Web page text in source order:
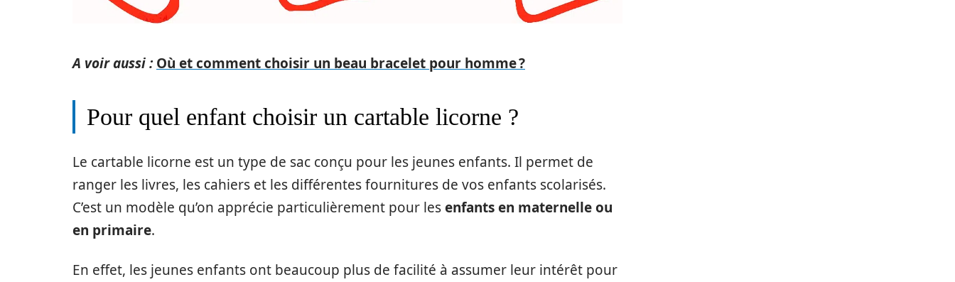
A voir aussi : Où et comment choisir un beau bracelet pour homme ?
Pour quel enfant choisir un cartable licorne ?
Le cartable licorne est un type de sac conçu pour les jeunes enfants. Il permet de
ranger les livres, les cahiers et les différentes fournitures de vos enfants scolarisés.
C’est un modèle qu’on apprécie particulièrement pour lesenfants en maternelle ou
en primaire.
En effet, les jeunes enfants ont beaucoup plus de facilité à assumer leur intérêt pour